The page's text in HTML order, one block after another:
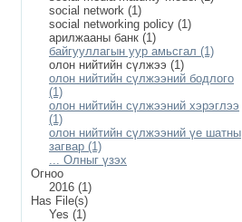
social network (1)
social networking policy (1)
арилжааны банк (1)
байгууллагын уур амьсгал (1)
олон нийтийн сүлжээ (1)
олон нийтийн сүлжээний бодлого
(1)
олон нийтийн сүлжээний хэрэглээ
(1)
олон нийтийн сүлжээний үе шатны
загвар (1)
... Олныг үзэх
Огноо
2016 (1)
Has File(s)
Yes (1)